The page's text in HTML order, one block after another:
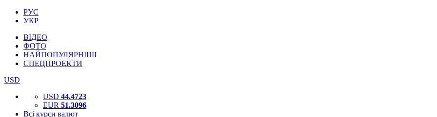
РУС
УКР
ВІДЕО
ФОТО
НАЙПОПУЛЯРНІШІ
СПЕЦПРОЕКТИ
USD
USD 44.4723
EUR 51.3096
Всі курси валют